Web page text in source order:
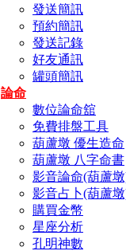
發送簡訊
預約簡訊
發送記錄
好友通訊
罐頭簡訊
論命
數位論命舘
免費排盤工具
葫蘆墩 優生造命
葫蘆墩 八字命書
影音論命(葫蘆
影音占卜(葫蘆
購買金幣
星座分析
孔明神數